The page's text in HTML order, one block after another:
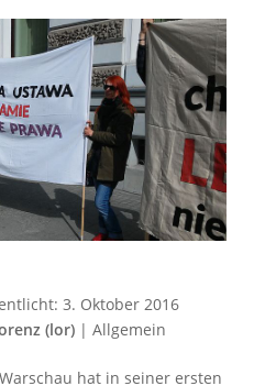
3. Oktober 2016
(lor)| Allgemein
hat in seiner ersten